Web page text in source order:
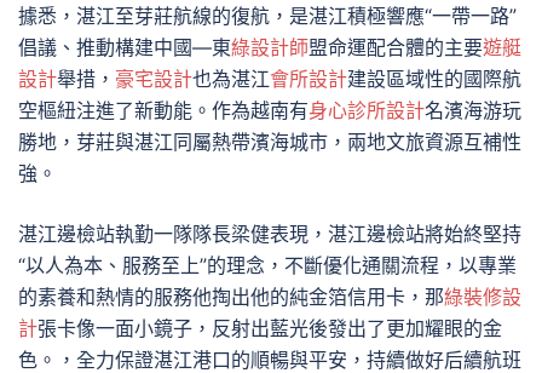
據悉，湛江至芽莊航線的復航，是湛江積極響應“一帶一路”
倡議、推動構建中國—東綠設計師盟命運配合體的主要遊艇
設計舉措， 豪宅設計也為湛江會所設計建設區域性的國際航
空樞紐注進了新動能。作為越南有身心診所設計名濱海游玩
勝地，芽莊與湛江同屬熱帶濱海城市，兩地文旅資源互補性
強。
湛江邊檢站執勤一隊隊長梁健表現，湛江邊檢站將始終堅持
“以人為本、服務至上”的理念，不斷優化通關流程，以專業
的素養和熱情的服務他掏出他的純金箔信用卡，那綠裝修設
計張卡像一面小鏡子，反射出藍光後發出了更加耀眼的金
色。，全力保證湛江港口的順暢與平安，持續做好后續航班